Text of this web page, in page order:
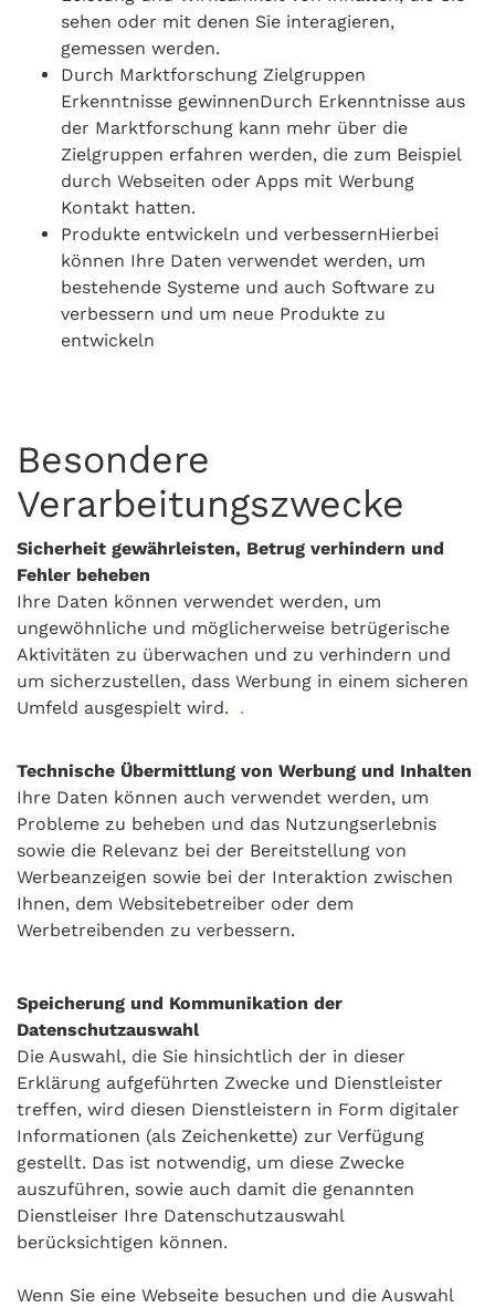
sehen oder mit denen Sie interagieren,
gemessen werden.
Durch Marktforschung Zielgruppen
Erkenntnisse gewinnenDurch Erkenntnisse aus
der Marktforschung kann mehr über die
Zielgruppen erfahren werden, die zum Beispiel
durch Webseiten oder Apps mit Werbung
Kontakt hatten.
Produkte entwickeln und verbessernHierbei
können Ihre Daten verwendet werden, um
bestehende Systeme und auch Software zu
verbessern und um neue Produkte zu
entwickeln
Besondere
Verarbeitungszwecke
Sicherheit gewährleisten, Betrug verhindern und
Fehler beheben
Ihre Daten können verwendet werden, um
ungewöhnliche und möglicherweise betrügerische
Aktivitäten zu überwachen und zu verhindern und
um sicherzustellen, dass Werbung in einem sicheren
Umfeld ausgespielt wird.
.
Technische Übermittlung von Werbung und Inhalten
Ihre Daten können auch verwendet werden, um
Probleme zu beheben und das Nutzungserlebnis
sowie die Relevanz bei der Bereitstellung von
Werbeanzeigen sowie bei der Interaktion zwischen
Ihnen, dem Websitebetreiber oder dem
Werbetreibenden zu verbessern.
Speicherung und Kommunikation der
Datenschutzauswahl
Die Auswahl, die Sie hinsichtlich der in dieser
Erklärung aufgeführten Zwecke und Dienstleister
treffen, wird diesen Dienstleistern in Form digitaler
Informationen (als Zeichenkette) zur Verfügung
gestellt. Das ist notwendig, um diese Zwecke
auszuführen, sowie auch damit die genannten
Dienstleiser Ihre Datenschutzauswahl
berücksichtigen können.
Wenn Sie eine Webseite besuchen und die Auswahl